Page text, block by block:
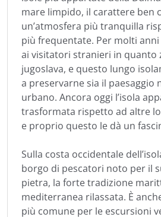
mare limpido, il carattere ben
un’atmosfera più tranquilla
più frequentate. Per molti
ai visitatori stranieri in quanto
jugoslava, e questo lungo
a preservarne sia il paesaggio
urbano. Ancora oggi l’isola
trasformata rispetto ad altre
e proprio questo le dà un
Sulla costa occidentale
borgo di pescatori noto per il
pietra, la forte tradizione
mediterranea rilassata. È
più comune per le escursioni